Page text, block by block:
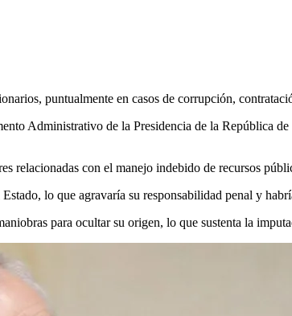
puntualmente en casos de corrupción,
Administrativo de la Presidencia de la República
relacionadas con el manejo indebido de recursos
lo que agravaría su responsabilidad penal y
para ocultar su origen, lo que sustenta la